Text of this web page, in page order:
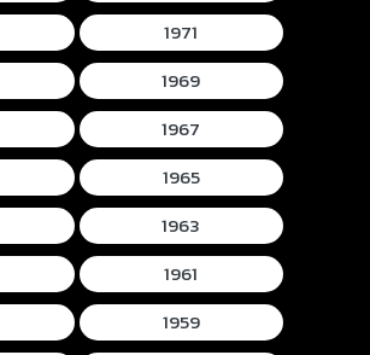
1971
1969
1967
1965
1963
1961
1959